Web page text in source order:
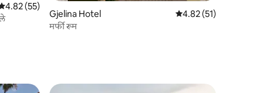
पैकी 4.82 सरासरी रेटिंग, 55 रिव्ह्यूज
4.82 (55)
Gjelina Hotel 5 पैकी 4.82 सरासरी रेटिंग,
4.82 (51)
मर्फी रूम